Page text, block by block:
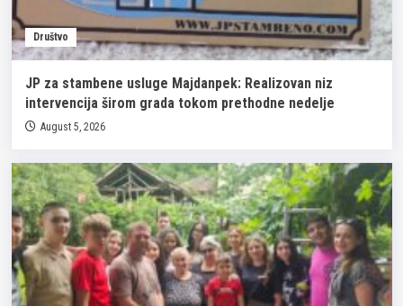
Društvo
JP za stambene usluge Majdanpek: Realizovan niz
intervencija širom grada tokom prethodne nedelje
August 5, 2026